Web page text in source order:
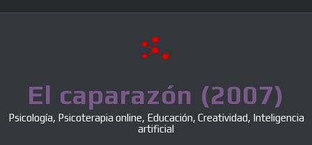
El caparazón (2007)
Psicología, Psicoterapia online, Educación, Creatividad, Inteligencia
artificial